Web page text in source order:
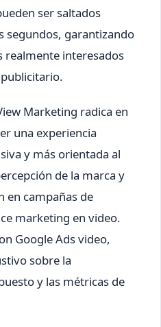
ser saltados
segundos, garantizando
realmente interesados
Marketing radica en
una experiencia
y más orientada al
de la marca y
en campañas de
marketing en video.
Google Ads video,
sobre la
y las métricas de